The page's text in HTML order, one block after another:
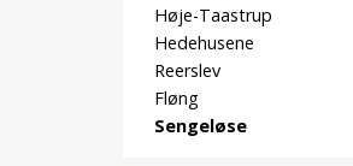
Høje-Taastrup
Hedehusene
Reerslev
Fløng
Sengeløse